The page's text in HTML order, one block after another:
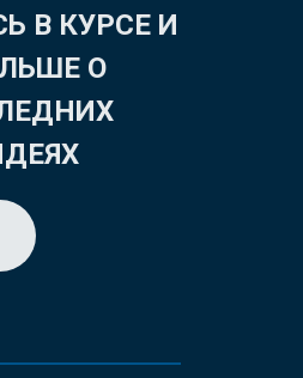
В КУРСЕ И
О